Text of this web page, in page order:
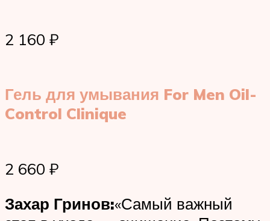
2 160 ₽
Гель для умывания For Men Oil-
Control Clinique
2 660 ₽
Захар Гринов:«Самый важный